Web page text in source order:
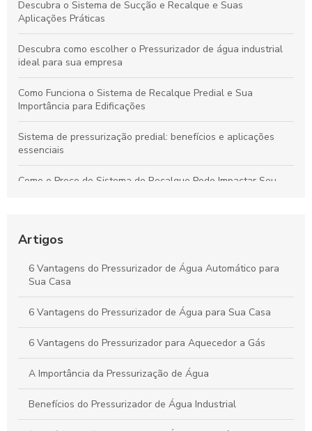
Descubra o Sistema de Sucção e Recalque e Suas
Aplicações Práticas
Descubra como escolher o Pressurizador de água industrial
ideal para sua empresa
Como Funciona o Sistema de Recalque Predial e Sua
Importância para Edificações
Sistema de pressurização predial: benefícios e aplicações
essenciais
Como o Preço do Sistema de Recalque Pode Impactar Seu
recalque inteligente
Como Encontrar Assistência Técnica em Sistemas de
Recalque em SP com Qualidade
Como Escolher a Melhor Assistência Técnica em Sistemas de
Recalque
Artigos
6 Vantagens do Pressurizador de Água Automático para
Sua Casa
6 Vantagens do Pressurizador de Água para Sua Casa
6 Vantagens do Pressurizador para Aquecedor a Gás
A Importância da Pressurização de Água
Benefícios do Pressurizador de Água Industrial